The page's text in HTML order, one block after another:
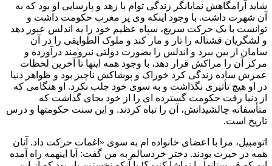
شاید آرامگاهش نمایانگر زندگی توام با زهد و پارسایی او بود که به
آن شهرت داشت. با وجود اینکه وی پر مغرب حکومت داشت و
توانست با یک حرکت سریع، سپاه عظیم خود را به اندلس عبور دهد
و لشگریان قشتاله را تار و مار کند و ملوک الطوایفی را در آن
سامان از بین ببرد و اندلس را بصورت دولتی نیرومند درآورده و
مرکز آن را مراکش قرار دهد، با وجود همه اینها تا آخرین لحظات
عمرش ساده زندگی کرد خوراک و پوشاکش ناچیز بود و ظواهر دنیا
در او هیچ تأثیری نگذاشت و به سوی خود جلب نکرد. او هنگامی که
از دنیا رفت حکومت گسترده ای را از خود بجای گذاشت که
متأسفانه چالشیدانش، آن را تباه کردند. و این سنت حکومتها و درس
تاریخ است.
اتومبیل، مرا با اعضای خانواده ام به سوی «اغمات حرکت داد. آنان
همه در حیرت بودند. دختر خردسالم به من گفت: آیا اینهمه راه آمده